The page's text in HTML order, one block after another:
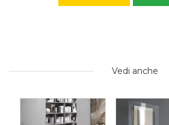
Vedi anche